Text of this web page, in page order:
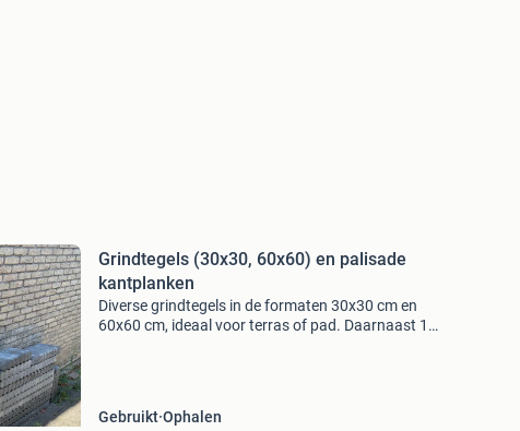
Grindtegels (30x30, 60x60) en palisade
kantplanken
Diverse grindtegels in de formaten 30x30 cm en
60x60 cm, ideaal voor terras of pad. Daarnaast 19
Gebruikt Ophalen